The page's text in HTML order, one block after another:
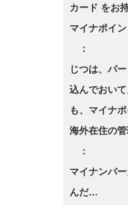
カード をお
マイナポイン
：
じつは、パ
込んでおい
も、マイナ
海外在住の
：
マイナンバ
んだ…